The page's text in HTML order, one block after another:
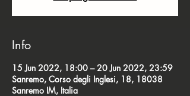
Info
15 Jun 2022, 18:00 – 20 Jun 2022, 23:59
Sanremo, Corso degli Inglesi, 18, 18038
Sanremo IM, Italia